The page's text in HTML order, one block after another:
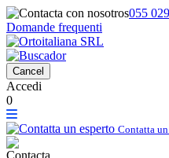
055
Domande frequenti
Cancel
Accedi
0
Contatta un